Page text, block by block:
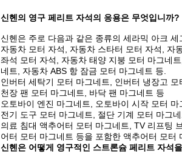
신헨의 영구 페리트 자석의 응용은 무엇입니까?
신헨은 주로 다음과 같은 종류의 세라믹 아크 세
자동차 모터 자석, 자동차 스타터 모터 자석, 자
좌석 모터 자석, 자동차 태양 지붕 모터 마그네
네트, 자동차 ABS 항 잠금 모터 마그네트 등.
인버터 세탁기 모터 마그네트, 인버터 냉장고
천장 팬 모터 마그네트, 바닥 팬 마그네트 등
오토바이 엔진 마그네트, 오토바이 시작 모터
전기 도구 모터 마그네트, 절단 기계 모터 마그
의료 침대 액추어터 모터 마그네트, TV 리프팅
어터 모터 마그네트 등을 포함한 액추어터 모터
신헨은 어떻게 영구적인 스트론슘 페리트 자석